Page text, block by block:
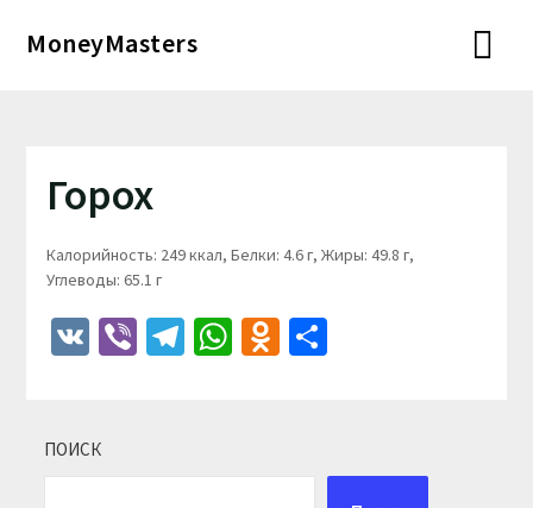
MoneyMasters
Горох
Калорийность: 249 ккал, Белки: 4.6 г, Жиры: 49.8 г,
Углеводы: 65.1 г
VKViberTelegram
WhatsApp
Odnoklassniki
Отправить
ПОИСК